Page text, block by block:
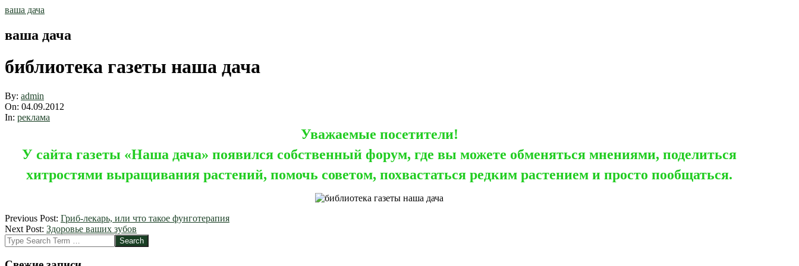
Skip
ваша дача
ваша дача
библиотека газеты наша дача
By: admin
On: 04.09.2012
In: реклама
Уважаемые посетители!
У сайта газеты «Наша дача» появился собственный форум, где вы можете обменяться мнениями, поделиться
хитростями выращивания растений, помочь советом, похвастаться редким растением и просто пообщаться.
2012-
09-
04
Previous Post: Гриб-лекарь, или что такое фунготерапия
Next Post: Здоровье ваших зубов
Search